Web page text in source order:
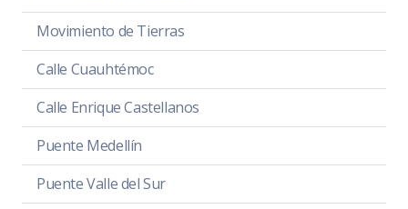
Movimiento de Tierras
Calle Cuauhtémoc
Calle Enrique Castellanos
Puente Medellín
Puente Valle del Sur